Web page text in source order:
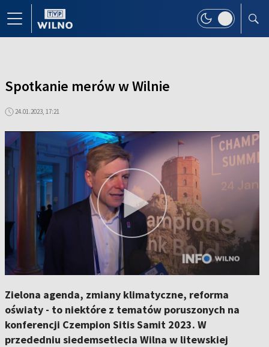
Spotkanie merów w Wilnie
24.01.2023, 17:21
Zielona agenda, zmiany klimatyczne, reforma
oświaty - to niektóre z tematów poruszonych na
konferencji Czempion Sitis Samit 2023. W
przededniu siedemsetlecia Wilna w litewskiej